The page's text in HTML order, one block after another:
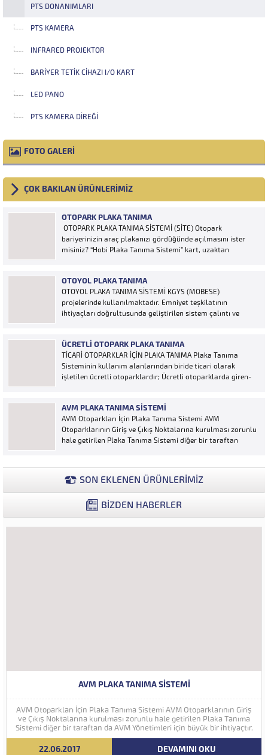
PTS DONANIMLARI
PTS KAMERA
INFRARED PROJEKTOR
BARIYER TETIK CIHAZI I/O KART
LED PANO
PTS KAMERA DIREĞI
FOTO GALERİ
ÇOK BAKILAN ÜRÜNLERİMİZ
OTOPARK PLAKA TANIMA
OTOPARK PLAKA TANIMA SİSTEMİ (SİTE) Otopark
bariyerinizin araç plakanızı gördüğünde açılmasını ister
misiniz? “Hobi Plaka Tanıma Sistemi” kart, uzaktan
için yeterlidir… Plaka tanıma sistemi otoparklarda
sisteme...
OTOYOL PLAKA TANIMA
OTOYOL PLAKA TANIMA SİSTEMİ KGYS (MOBESE)
projelerinde kullanılmaktadır. Emniyet teşkilatının
ihtiyaçları doğrultusunda geliştirilen sistem çalıntı ve
araçların Plakalarının tanımlanmasına yönelik geliştirilen
bir yazılımdır. Sistem karayolları şeritlerine yerleştirilen
kameralar sayesinde alınan...
ÜCRETLI OTOPARK PLAKA TANIMA
TİCARİ OTOPARKLAR İÇİN PLAKA TANIMA Plaka Tanıma
Sisteminin kullanım alanlarından biride ticari olarak
işletilen ücretli otoparklardır; Ücretli otoparklarda giren-
Ücretin otopark girişinde araç tipine göre peşin alınması
ya...
AVM PLAKA TANIMA SISTEMI
AVM Otoparkları İçin Plaka Tanıma Sistemi AVM
Otoparklarının Giriş ve Çıkış Noktalarına kurulması zorunlu
hale getirilen Plaka Tanıma Sistemi diğer bir taraftan
verilerle müşteri yoğunluk analizlerini çok ayrıntılı...
SON EKLENEN ÜRÜNLERİMİZ
BİZDEN HABERLER
AVM PLAKA TANIMA SISTEMI
AVM Otoparkları İçin Plaka Tanıma Sistemi AVM Otoparklarının Giriş
ve Çıkış Noktalarına kurulması zorunlu hale getirilen Plaka Tanıma
Sistemi diğer bir taraftan da AVM Yönetimleri için büyük bir ihtiyaçtır.
AVM Yönetimleri Plaka Tanıma Sisteminden elde edecekleri verilerle
müşteri yoğunluk analizlerini çok ayrıntılı...
22.06.2017 DEVAMINI OKU